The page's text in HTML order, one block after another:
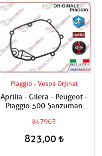
Piaggio - Vespa Orjinal
Aprilia - Gilera - Peugeot -
Piaggio 500 Şanzuman
847963
823,00